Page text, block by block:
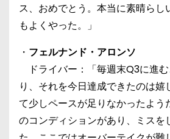
ス、おめでとう。本当に素晴らし
もよくやった。」
・ フェルナンド・アロンソ
ドライバー：「毎週末Q3に進
り、それを今日達成できたのは
て少しペースが足りなかったよう
のコンディションがあり、ミスを